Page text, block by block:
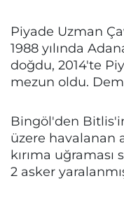
Piyade Uzman
1988 yılında
doğdu, 2014'te
mezun oldu.
Bingöl'den
üzere havalanan
kırıma uğraması
2 asker